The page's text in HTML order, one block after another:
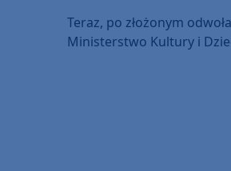
Teraz, po złożonym
Ministerstwo Kultury i